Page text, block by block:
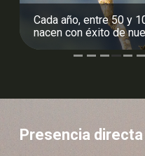
Protegemos cuatro
en la Playa de Las
mar cada año.
Presencia